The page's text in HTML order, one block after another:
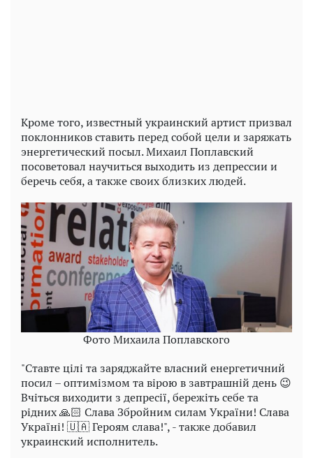
Кроме того, известный украинский артист призвал
поклонников ставить перед собой цели и заряжать
энергетический посыл. Михаил Поплавский
посоветовал научиться выходить из депрессии и
беречь себя, а также своих близких людей.
Фото Михаила Поплавского
"Ставте цілі та заряджайте власний енергетичний
посил – оптимізмом та вірою в завтрашній день 😉
Вчіться виходити з депресії, бережіть себе та
рідних 🙏🏻 Слава Збройним силам України! Слава
Україні! 🇺🇦 Героям слава!", - также добавил
украинский исполнитель.